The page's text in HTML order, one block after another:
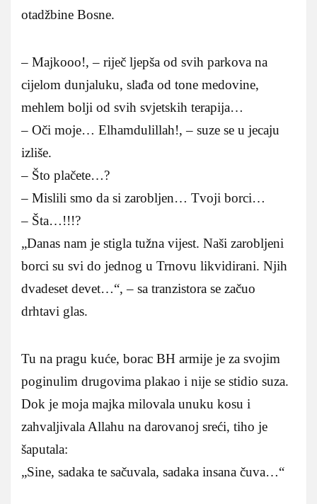
otadžbine Bosne.
– Majkooo!, – riječ ljepša od svih parkova na
cijelom dunjaluku, slađa od tone medovine,
mehlem bolji od svih svjetskih terapija…
– Oči moje… Elhamdulillah!, – suze se u jecaju
izliše.
– Što plačete…?
– Mislili smo da si zarobljen… Tvoji borci…
– Šta…!!!?
„Danas nam je stigla tužna vijest. Naši zarobljeni
borci su svi do jednog u Trnovu likvidirani. Njih
dvadeset devet…“, – sa tranzistora se začuo
drhtavi glas.
Tu na pragu kuće, borac BH armije je za svojim
poginulim drugovima plakao i nije se stidio suza.
Dok je moja majka milovala unuku kosu i
zahvaljivala Allahu na darovanoj sreći, tiho je
šaputala:
„Sine, sadaka te sačuvala, sadaka insana čuva…“